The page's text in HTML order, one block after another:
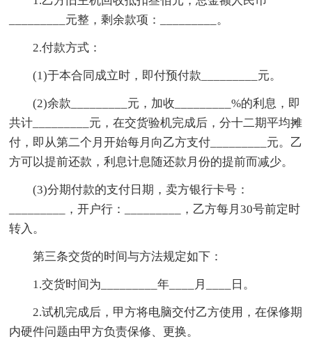
_________元整，剩余款项：_________。
2.付款方式：
(1)于本合同成立时，即付预付款_________元。
(2)余款_________元，加收_________%的利息，即
共计_________元，在交货验机完成后，分十二期平均摊
付，即从第二个月开始每月向乙方支付_________元。乙
方可以提前还款，利息计息随还款月份的提前而减少。
(3)分期付款的支付日期，卖方银行卡号：
_________，开户行：_________，乙方每月30号前定时
转入。
第三条交货的时间与方法规定如下：
1.交货时间为_________年____月____日。
2.试机完成后，甲方将电脑交付乙方使用，在保修期
内硬件问题由甲方负责保修、更换。